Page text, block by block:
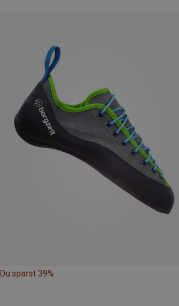
Du sparst 39%